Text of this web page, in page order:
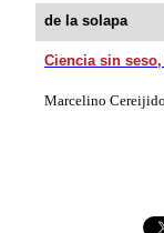
de la solapa
Ciencia sin
Marcelino Cereijido